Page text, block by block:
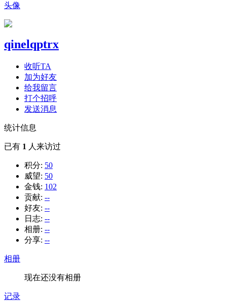
头像
qinelqptrx
收听TA
加为好友
给我留言
打个招呼
发送消息
统计信息
已有 1 人来访过
积分: 50
威望: 50
金钱: 102
贡献: --
好友: --
日志: --
相册: --
分享: --
相册
现在还没有相册
记录